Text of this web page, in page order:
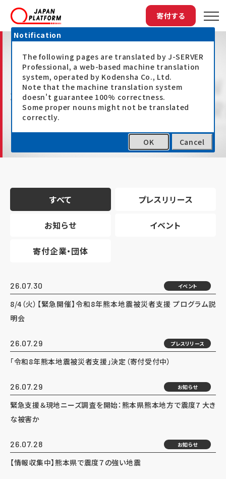
寄付する
最新情報
すべて プレスリリース
お知らせ イベント
寄付企業・団体
26.07.30 イベント
8/4（火）【緊急開催】令和8年熊本地震被災者支援 プログラム説
明会
26.07.29 プレスリリース
「令和8年熊本地震被災者支援」決定（寄付受付中）
26.07.29 お知らせ
緊急支援＆現地ニーズ調査を開始：熊本県熊本地方で震度7 大き
な被害か
26.07.28 お知らせ
【情報収集中】熊本県で震度７の強い地震
Notification
The following pages are translated by J-SERVER
Professional, a web-based machine translation
system, operated by Kodensha Co., Ltd.
Note that the machine translation system
doesn't guarantee 100% correctness.
Some proper nouns might not be translated
correctly.
OK Cancel